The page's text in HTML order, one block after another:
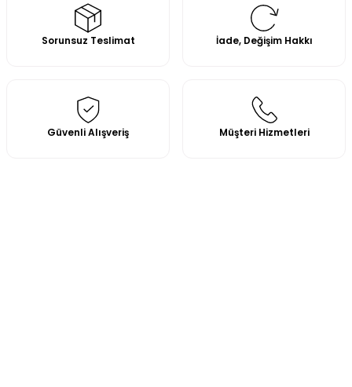
Sorunsuz Teslimat İade, Değişim Hakkı
Güvenli Alışveriş Müşteri Hizmetleri